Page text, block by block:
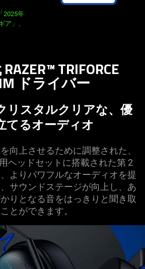
2025年
ア」、
TRIFORCE
ドライバー
リスタルクリアな、優
てるオーディオ
向上させるために調整された、
ヘッドセットに搭載された第 2
よりパワフルなオーディオを提
サウンドステージが向上し、あ
りとなる音をはっきりと聞き取
とができ ます。